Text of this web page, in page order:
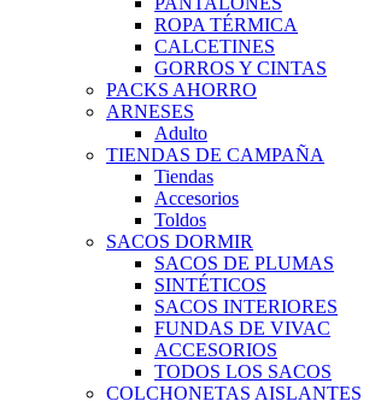
ROPA TÉRMICA
CALCETINES
GORROS Y CINTAS
PACKS AHORRO
ARNESES
Adulto
TIENDAS DE CAMPAÑA
Tiendas
Accesorios
Toldos
SACOS DORMIR
SACOS DE PLUMAS
SINTÉTICOS
SACOS INTERIORES
FUNDAS DE VIVAC
ACCESORIOS
TODOS LOS SACOS
COLCHONETAS AISLANTES